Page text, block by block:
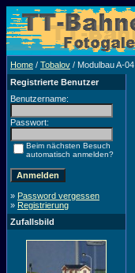
Home / Tobalov / Modulbau A-04
Registrierte Benutzer
Benutzername:
Passwort:
Beim nächsten Besuch
automatisch anmelden?
» Password vergessen
» Registrierung
Zufallsbild